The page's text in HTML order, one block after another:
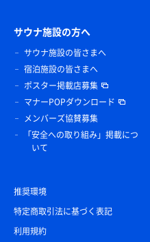
サウナ施設の方へ
サウナ施設の皆さまへ
宿泊施設の皆さまへ
ポスター掲載店募集
マナーPOPダウンロード
メンバーズ協賛募集
「安全への取り組み」掲載につ
いて
推奨環境
特定商取引法に基づく表記
利用規約